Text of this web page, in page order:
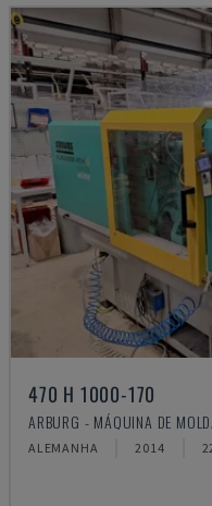
470 H 1000-170
ARBURG - MÁQUINA DE
ALEMANHA 2014